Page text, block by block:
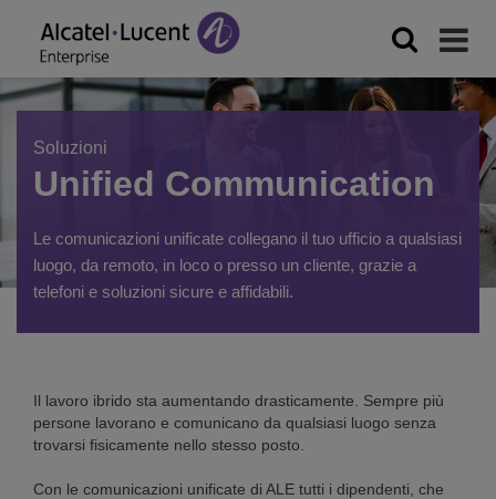
Soluzioni
Unified Communication
Le comunicazioni unificate collegano il tuo ufficio a qualsiasi
luogo, da remoto, in loco o presso un cliente, grazie a
telefoni e soluzioni sicure e affidabili.
Il lavoro ibrido sta aumentando drasticamente. Sempre più
persone lavorano e comunicano da qualsiasi luogo senza
trovarsi fisicamente nello stesso posto.
Con le comunicazioni unificate di ALE tutti i dipendenti, che